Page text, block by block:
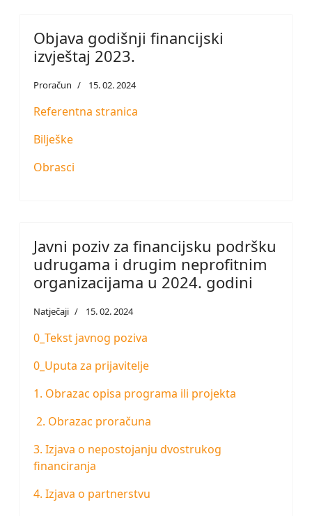
Objava godišnji financijski
izvještaj 2023.
Proračun 15. 02. 2024
Referentna stranica
Bilješke
Obrasci
Javni poziv za financijsku podršku
udrugama i drugim neprofitnim
organizacijama u 2024. godini
Natječaji 15. 02. 2024
0_Tekst javnog poziva
0_Uputa za prijavitelje
1. Obrazac opisa programa ili projekta
2. Obrazac proračuna
3. Izjava o nepostojanju dvostrukog
financiranja
4. Izjava o partnerstvu